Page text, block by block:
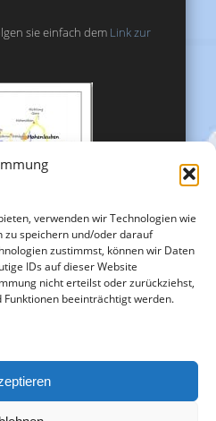
verwenden wir Technologien wie
zu speichern und/oder darauf
zustimmst, können wir Daten
IDs auf dieser Website
nicht erteilst oder zurückziehst,
beeinträchtigt werden.
sie einfach dem Link zur